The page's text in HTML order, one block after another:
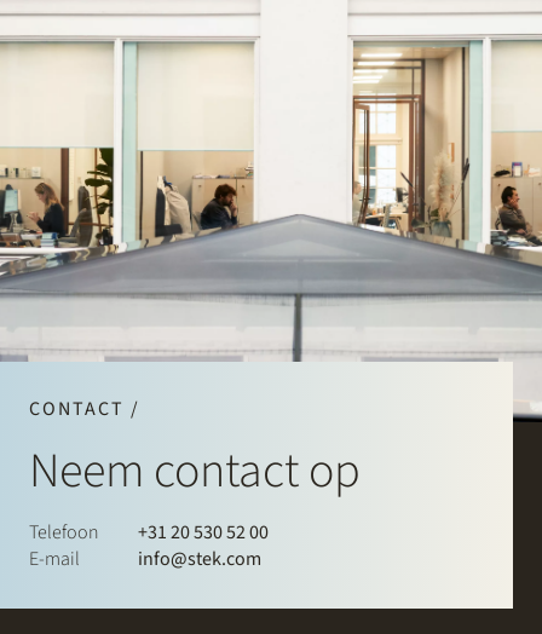
CONTACT /
Neem contact op
Telefoon
+31 20 530 52 00
E-mail
info@stek.com